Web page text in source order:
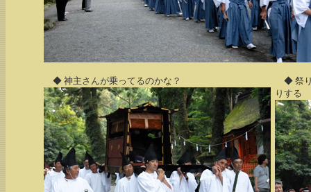
◆ 神主さんが乗ってるのかな？
◆ 祭り
りする